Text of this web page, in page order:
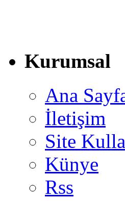
Kurumsal
Ana
İletişim
Site
Künye
Rss